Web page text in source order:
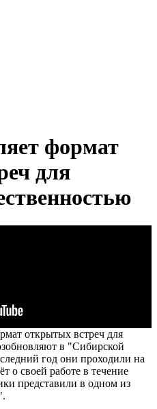
формат
для
открытых встреч для
в "Сибирской
год они проходили на
о своей работе в течение
представили в одном из